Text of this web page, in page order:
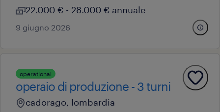
22.000 € - 28.000 € annuale
9 giugno 2026
operational
operaio di produzione - 3 turni
cadorago, lombardia